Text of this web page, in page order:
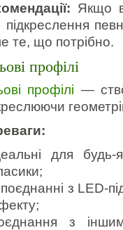
Якщо
те, що потрібно.
профілі
профілі —
для будь-
з LED-
з